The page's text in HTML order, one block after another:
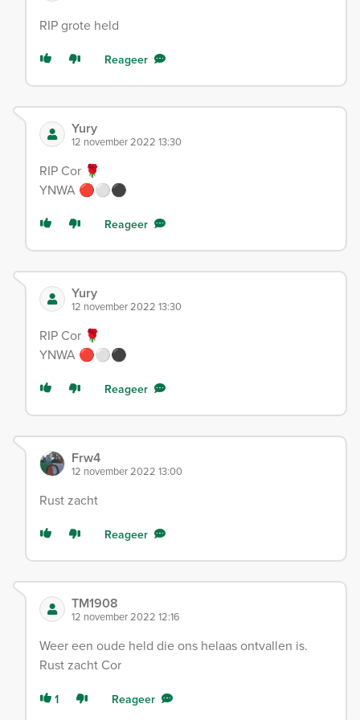
RIP grote held
Reageer
Yury
12 november 2022 13:30
RIP Cor 🌹
YNWA 🔴⚪️⚫️
Reageer
Yury
12 november 2022 13:30
RIP Cor 🌹
YNWA 🔴⚪️⚫️
Reageer
Frw4
12 november 2022 13:00
Rust zacht
Reageer
TM1908
12 november 2022 12:16
Weer een oude held die ons helaas ontvallen is.
Rust zacht Cor
1 Reageer